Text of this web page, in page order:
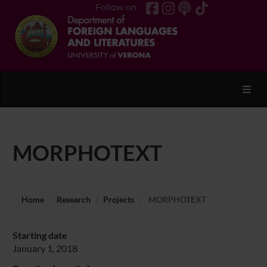
Follow on
MORPHOTEXT
Home Research Projects MORPHOTEXT
Starting date
January 1, 2018